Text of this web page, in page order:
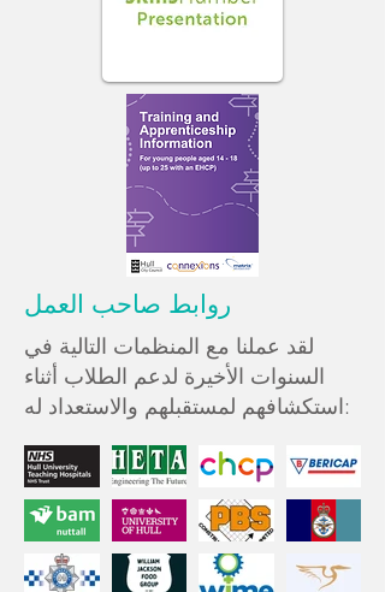
روابط صاحب العمل
لقد عملنا مع المنظمات التالية في
السنوات الأخيرة لدعم الطلاب أثناء
استكشافهم لمستقبلهم والاستعداد له: